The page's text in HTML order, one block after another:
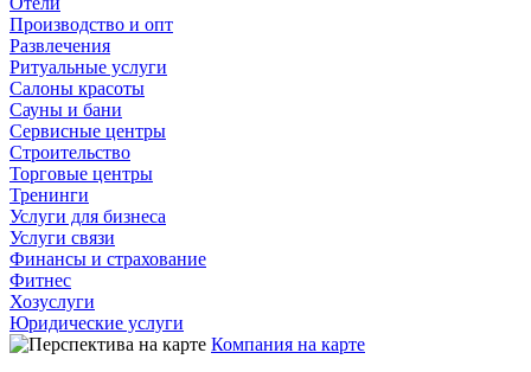
Производство и опт
Развлечения
Ритуальные услуги
Салоны красоты
Сауны и бани
Сервисные центры
Строительство
Торговые центры
Тренинги
Услуги для бизнеса
Услуги связи
Финансы и страхование
Фитнес
Хозуслуги
Юридические услуги
Компания на карте